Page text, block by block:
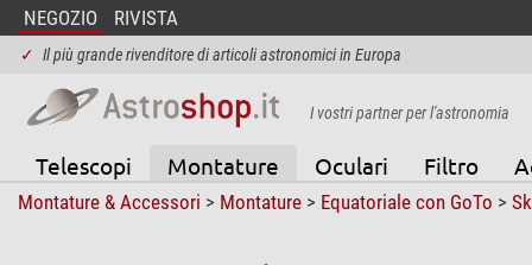
NEGOZIO RIVISTA
✓ Il più grande rivenditore di articoli astronomici in Europa
I vostri partner per l'astronomia
Telescopi Montature Oculari Filtro
Montature & Accessori > Montature> Equatoriale con GoTo >